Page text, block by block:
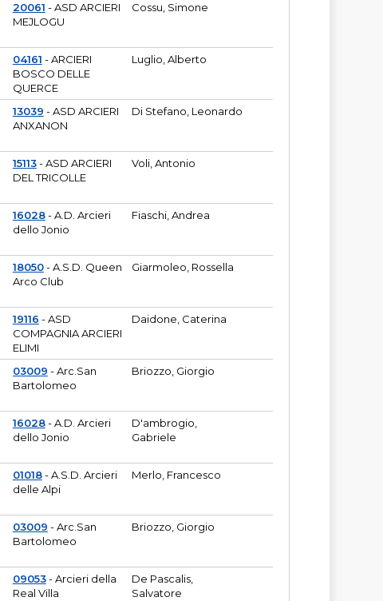
20061 - ASD ARCIERI
MEJLOGU
Cossu, Simone
04161 - ARCIERI
BOSCO DELLE
QUERCE
Luglio, Alberto
13039 - ASD ARCIERI
ANXANON
Di Stefano, Leonardo
15113- ASD ARCIERI
DEL TRICOLLE
Voli, Antonio
16028- A.D. Arcieri
dello Jonio
Fiaschi, Andrea
18050- A.S.D. Queen
Arco Club
Giarmoleo, Rossella
19116 - ASD
COMPAGNIA ARCIERI
ELIMI
Daidone, Caterina
03009 - Arc.San
Bartolomeo
Briozzo, Giorgio
16028- A.D. Arcieri
dello Jonio
D'ambrogio,
Gabriele
01018- A.S.D. Arcieri
delle Alpi
Merlo, Francesco
03009 - Arc.San
Bartolomeo
Briozzo, Giorgio
09053- Arcieri della
Real Villa
De Pascalis,
Salvatore